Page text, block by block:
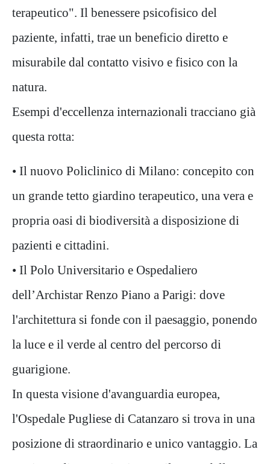
terapeutico". Il benessere psicofisico del
paziente, infatti, trae un beneficio diretto e
misurabile dal contatto visivo e fisico con la
natura.
Esempi d'eccellenza internazionali tracciano già
questa rotta:
• Il nuovo Policlinico di Milano: concepito con
un grande tetto giardino terapeutico, una vera e
propria oasi di biodiversità a disposizione di
pazienti e cittadini.
• Il Polo Universitario e Ospedaliero
dell’Archistar Renzo Piano a Parigi: dove
l'architettura si fonde con il paesaggio, ponendo
la luce e il verde al centro del percorso di
guarigione.
In questa visione d'avanguardia europea,
l'Ospedale Pugliese di Catanzaro si trova in una
posizione di straordinario e unico vantaggio. La